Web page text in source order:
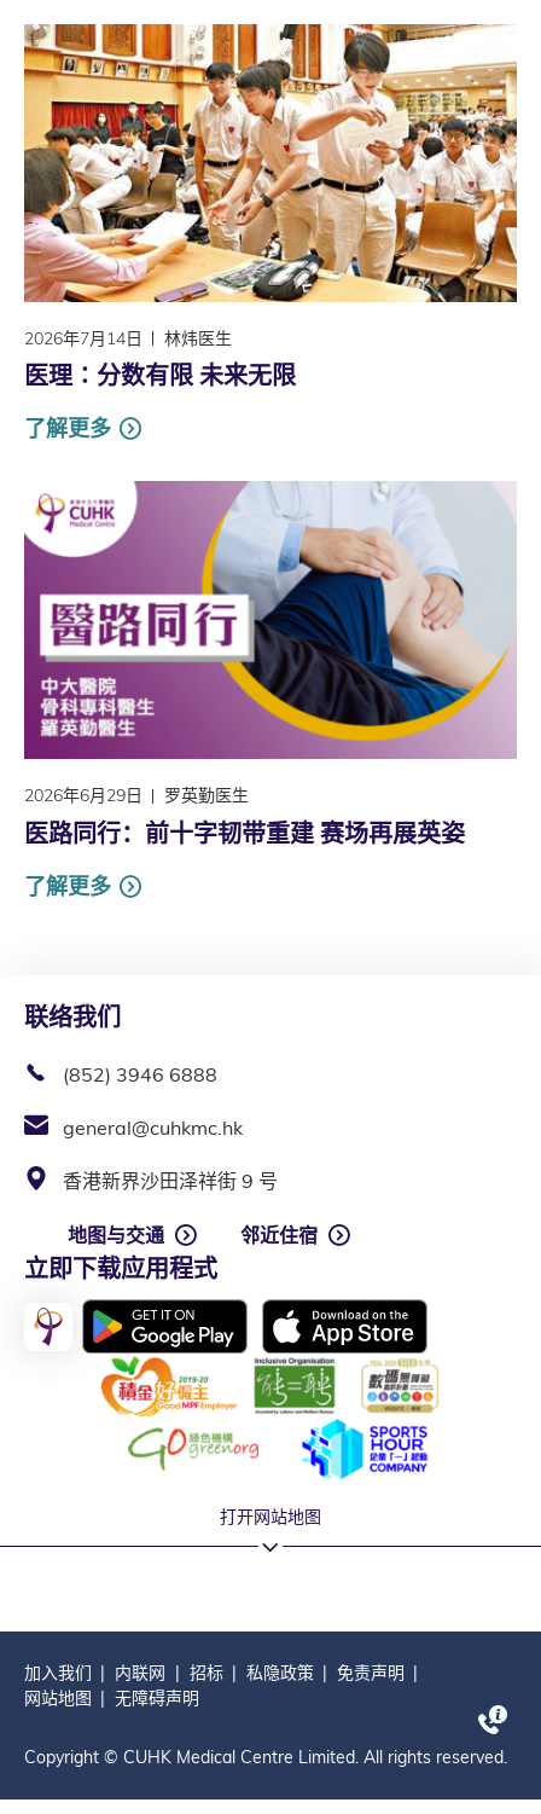
2026年7月14日 林炜医生
医理∶分数有限 未来无限
了解更多
2026年6月29日 罗英勤医生
医路同行：前十字韧带重建 赛场再展英姿
了解更多
联络我们
(852) 3946 6888
general@cuhkmc.hk
香港新界沙田泽祥街 9 号
地图与交通 邻近住宿
立即下载应用程式
打开网站地图
加入我们 内联网 招标 私隐政策
免责声明
网站地图
无障碍声明
Copyright © CUHK Medical Centre Limited. All rights reserved.